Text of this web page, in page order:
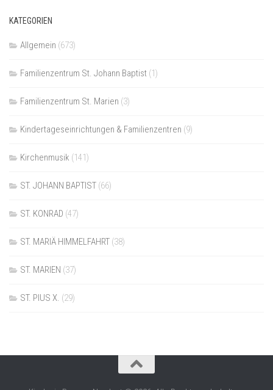
KATEGORIEN
Allgemein (673)
Familienzentrum St. Johann Baptist (1)
Familienzentrum St. Marien (3)
Kindertageseinrichtungen & Familienzentren (9)
Kirchenmusik (141)
ST. JOHANN BAPTIST (66)
ST. KONRAD (47)
ST. MARIÄ HIMMELFAHRT (38)
ST. MARIEN (37)
ST. PIUS X. (29)